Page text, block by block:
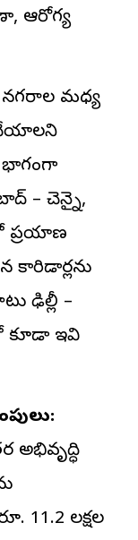
ఆరోగ్య
నగరాల మధ్య
చేయాలని
భాగంగా
– చెన్నై,
ప్రయాణ
ఢిల్లీ –
కూడా ఇవి
అభివృద్ధి
11.2 లక్షల